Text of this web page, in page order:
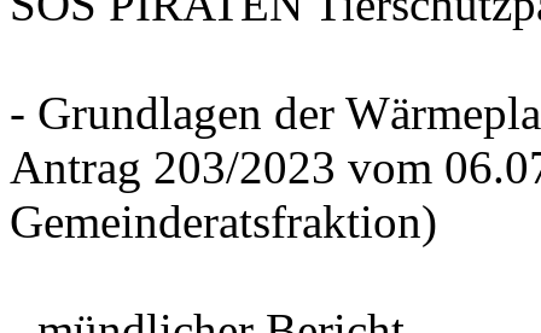
- Grundlagen der
Antrag 203/2023 vom
Gemeinderatsfraktion)